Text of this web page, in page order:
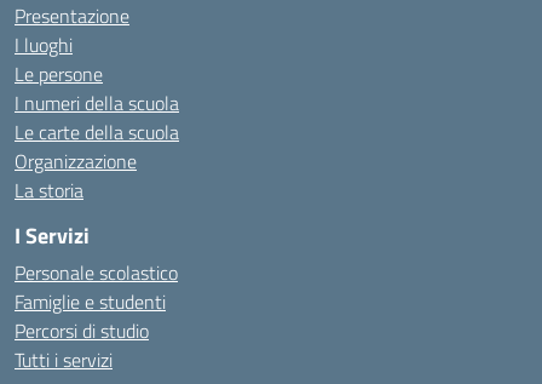
Presentazione
I luoghi
Le persone
I numeri della scuola
Le carte della scuola
Organizzazione
La storia
I Servizi
Personale scolastico
Famiglie e studenti
Percorsi di studio
Tutti i servizi